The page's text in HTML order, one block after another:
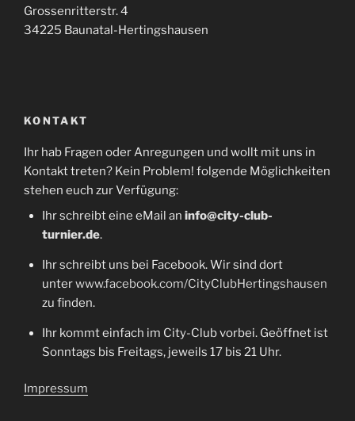
Grossenritterstr. 4
34225 Baunatal-Hertingshausen
KONTAKT
Ihr hab Fragen oder Anregungen und wollt mit uns in
Kontakt treten? Kein Problem! folgende Möglichkeiten
stehen euch zur Verfügung:
Ihr schreibt eine eMail an info@city-club-
turnier.de.
Ihr schreibt uns bei Facebook. Wir sind dort
unterwww.facebook.com/CityClubHertingshausen
zu finden.
Ihr kommt einfach im City-Club vorbei. Geöffnet ist
Sonntags bis Freitags, jeweils 17 bis 21 Uhr.
Impressum